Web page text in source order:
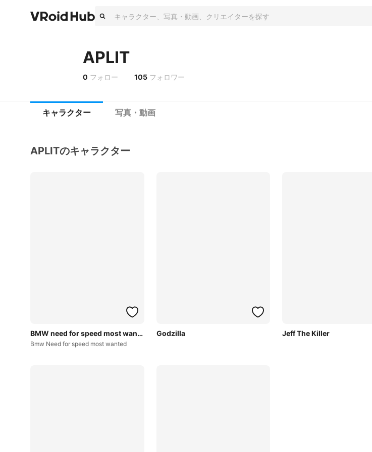
APLIT
0 フォロー 105 フォロワー
キャラクター 写真・動画
APLITのキャラクター
BMW need for speed most wanted
Bmw Need for speed most wanted
Godzilla Jeff The Killer